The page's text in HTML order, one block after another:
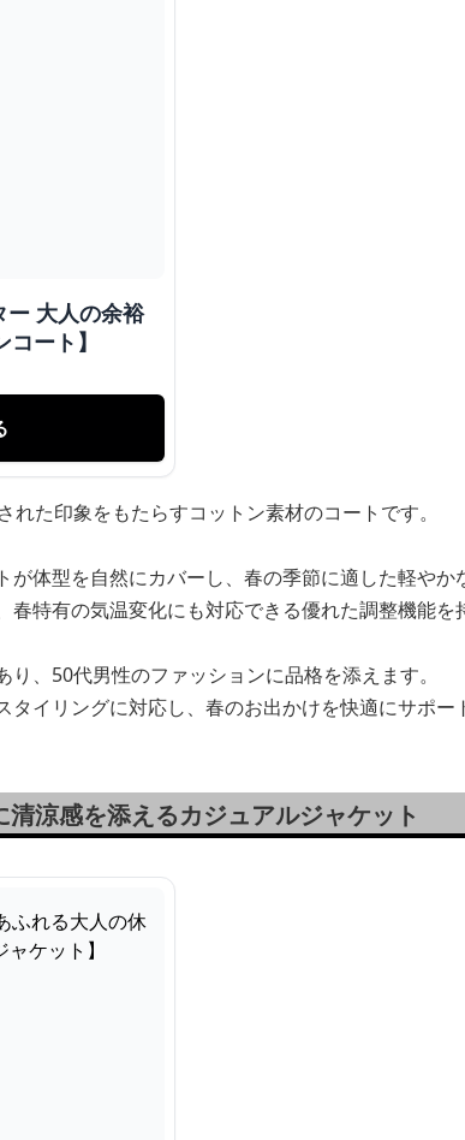
ー 大人の余裕
ート】
た印象をもたらすコットン素材のコートです。
体型を自然にカバーし、春の季節に適した軽やか
特有の気温変化にも対応できる優れた調整機能を
、50代男性のファッションに品格を添えます。
イリングに対応し、春のお出かけを快適にサポー
涼感を添えるカジュアルジャケット